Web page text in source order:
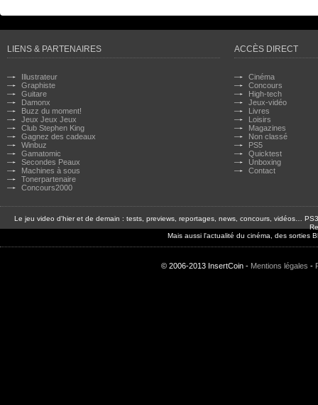
LIENS & PARTENAIRES
Illustrateur
Graphiste
Guitare
Damonx
Buzz du moment!
Jeux Jeux Jeux
Club Stephen King
Gagnez des cadeaux
Winbuz
Gamatomic
Secondes Peaux
Machines à sous
Tonerpartenaire
Concours2000
ACCÈS DIRECT
Cinéma
Concours
High-tech
Jeux-vidéo
Livres
Loisirs
Magazines
Non classé
PS5
Quicktest
Unboxing
Contact
Le jeu video d'hier et de demain : tests, previews, reportages, news, concours, vidéos…
Mais aussi l'actualité du cinéma, des sorties
© 2006-2013 InsertCoin - Mentions légales -